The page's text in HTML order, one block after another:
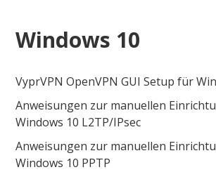
Windows 10
VyprVPN OpenVPN GUI Setup für
Anweisungen zur manuellen
Windows 10 L2TP/IPsec
Anweisungen zur manuellen
Windows 10 PPTP